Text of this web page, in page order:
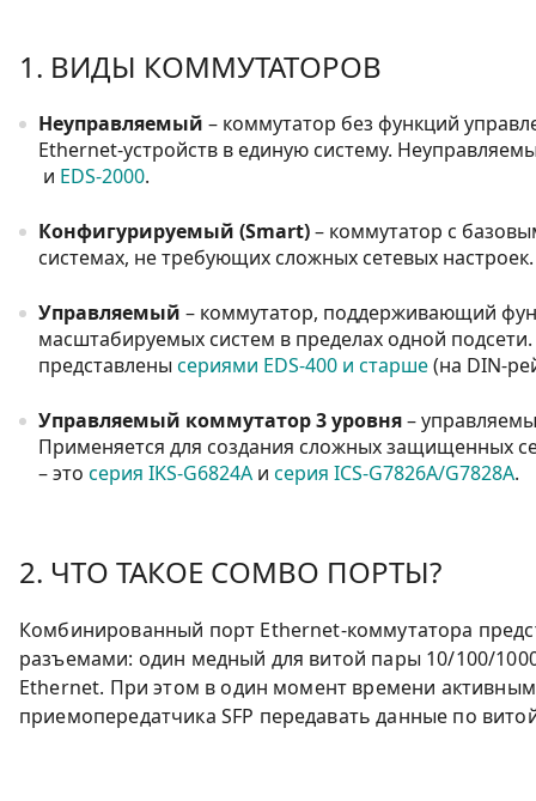
1. ВИДЫ КОММУТАТОРОВ
Неуправляемый – коммутатор без функций
Ethernet-устройств в единую систему.
и EDS-2000.
Конфигурируемый (Smart)– коммутатор с
системах, не требующих сложных сетевых
Управляемый – коммутатор, поддерживающий
масштабируемых систем в пределах одной
представлены сериями EDS-400 и старше(на DIN-
Управляемый коммутатор 3 уровня–
Применяется для создания сложных защищенных
– это серия IKS-G6824A и серия ICS-G7826A/G7828A.
2. ЧТО ТАКОЕ COMBO ПОРТЫ?
Комбинированный порт Ethernet-коммутатора
разъемами: один медный для витой пары 10/100/
Ethernet. При этом в один момент времени
приемопередатчика SFP передавать данные по